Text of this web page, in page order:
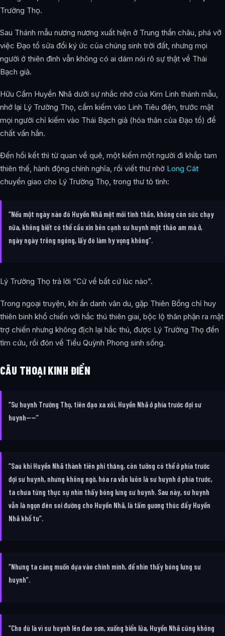
Trường Thọ.
Sau Thánh mẫu nương nương xuất hiện ở Trung thần châu, phá vỡ
việc Đạo tổ sửa đổi ký ức của chúng sinh trời đất, nhưng mọi
người ở thiên đình vẫn không có ai dám nói rõ sự thật về Thái
Bạch giả.
Hữu Cầm Huyền Nhã dưới sự nhắc nhở của Kim Linh thánh mẫu,
nhớ lại Lý Trường Thọ, cầm kiếm vào Linh Tiêu điện, trước mặt
mọi người chỉ kiếm vào Thái Bạch giả (hóa thân của Đạo tổ) để
chất vấn hắn.
Đến hồi kết thì từ quan về quê, một kiếm một người đi khắp tam
thiên thế, hành động chính nghĩa, rồi viết thư nhờ Long Cát
chuyển giao cho Lý Trường Thọ, trong thư tỏ tình:
“Nếu một ngày nào đó Huyền Nhã mệt mỏi tinh thần, không còn sức chạy
nữa, không biết có thể cầu xin bên cạnh sư huynh một thảo am mà ở,
ngày ngày trông ngóng, lấy đó làm hy vọng không”.
Lý Trường Thọ trả lời “Cứ về bất cứ lúc nào”.
Trong ngoại truyện, khi ẩn danh vân du, gặp Thiên Bồng chỉ huy
thiên binh khổ chiến với hắc thú thiên giai, bộc lộ thân phận ra mặt
trợ chiến nhưng không địch lại hắc thú, được Lý Trường Thọ đến
tìm cứu, rồi đón về Tiểu Quỳnh Phong sinh sống.
CÂU THOẠI KINH ĐIỂN
“Sư huynh Trường Thọ, tiên đạo xa xôi, Huyền Nhã ở phía trước đợi sư
huynh——”
“Sau khi Huyền Nhã thành tiên phi thăng, còn tưởng có thể ở phía trước
đợi sư huynh, nhưng không ngờ, hóa ra vẫn luôn là sư huynh ở phía trước,
ta chưa từng thực sự nhìn thấy bóng lưng sư huynh. Sau này, sư huynh
vẫn là ngọn đèn soi đường cho Huyền Nhã, là tấm gương thúc đẩy Huyền
Nhã khổ tu”.
“Nhưng ta càng muốn dựa vào chính mình, để nhìn thấy bóng lưng sư
huynh”.
“Cho dù là vì sư huynh lên đao sơn, xuống biển lửa, Huyền Nhã cũng không